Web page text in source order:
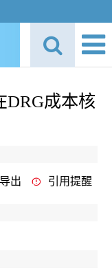
DRG成本核
导出 引用提醒